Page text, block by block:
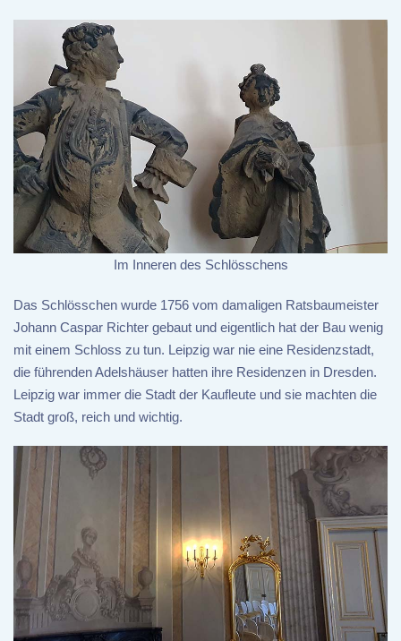
Im Inneren des Schlösschens
Das Schlösschen wurde 1756 vom damaligen Ratsbaumeister
Johann Caspar Richter gebaut und eigentlich hat der Bau wenig
mit einem Schloss zu tun. Leipzig war nie eine Residenzstadt,
die führenden Adelshäuser hatten ihre Residenzen in Dresden.
Leipzig war immer die Stadt der Kaufleute und sie machten die
Stadt groß, reich und wichtig.